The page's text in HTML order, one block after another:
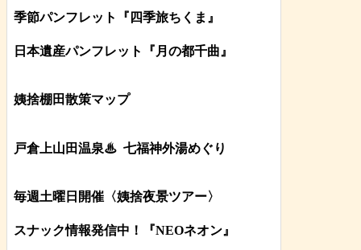
季節パンフレット『四季旅ちくま』
日本遺産パンフレット 『月の都千曲 』
姨捨棚田散策マップ
戸倉上山田温泉♨ 七福神外湯めぐり
毎週土曜日開催〈姨捨夜景ツアー〉
スナック情報発信中！『NEOネオン』